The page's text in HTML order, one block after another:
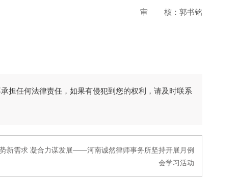
审 核：郭书铭
担任何法律责任，如果有侵犯到您的权利，请及时联系
新需求 凝合力谋发展——河南诚然律师事务所坚持开展月例
会学习活动